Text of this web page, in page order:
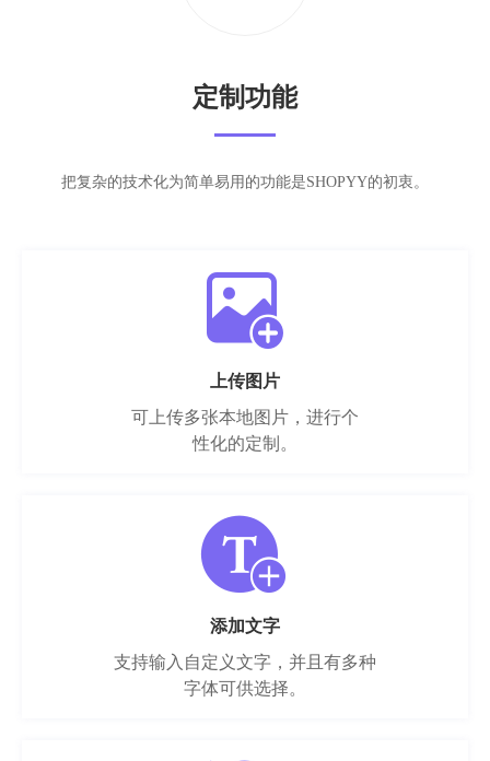
定制功能
把复杂的技术化为简单易用的功能是SHOPYY的初衷。
上传图片
可上传多张本地图片，进行个
性化的定制。
添加文字
支持输入自定义文字，并且有多种
字体可供选择。